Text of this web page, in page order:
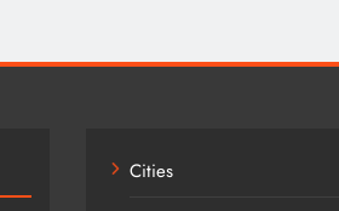
Cities